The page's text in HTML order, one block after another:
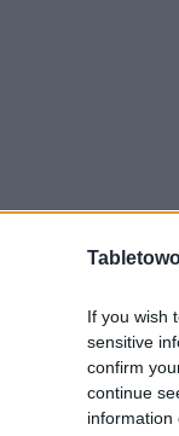
If you wish
sensitive
confirm
continue
information